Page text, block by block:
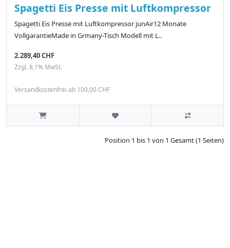
Spagetti Eis Presse mit Luftkompressor
Spagetti Eis Presse mit Luftkompressor junAir12 Monate
VollgarantieMade in Grmany-Tisch Modell mit L..
2.289,40 CHF
Zzgl. 8,1% MwSt.
Versandkostenfrei ab 100,00 CHF
Position 1 bis 1 von 1 Gesamt (1 Seiten)